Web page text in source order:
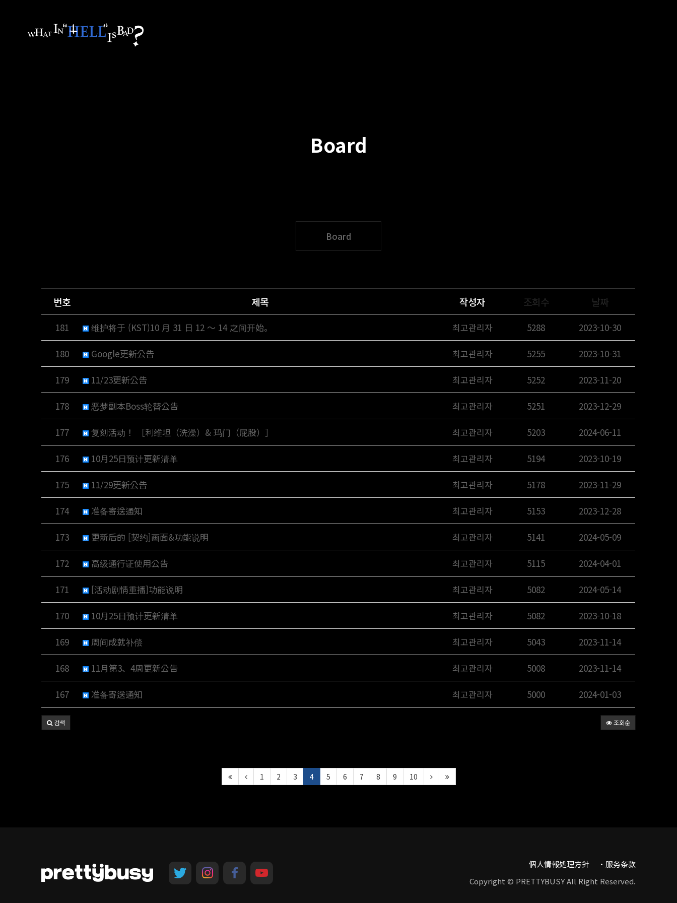
Board
Board
번호 제목 작성자 조회수 날짜
181 维护将于 (KST)10 月 31 日 12 ～ 14 之间开始。 최고관리자 5288 2023-10-30
180 Google更新公告 최고관리자 5255 2023-10-31
179 11/23更新公告 최고관리자 5252 2023-11-20
178 恶梦副本Boss轮替公告 최고관리자 5251 2023-12-29
177 复刻活动！ ［利维坦（洗澡）& 玛门（屁股）］ 최고관리자 5203 2024-06-11
176 10月25日预计更新清单 최고관리자 5194 2023-10-19
175 11/29更新公告 최고관리자 5178 2023-11-29
174 准备寄送通知 최고관리자 5153 2023-12-28
173 更新后的 [契约]画面&功能说明 최고관리자 5141 2024-05-09
172 高级通行证使用公告 최고관리자 5115 2024-04-01
171 [活动剧情重播]功能说明 최고관리자 5082 2024-05-14
170 10月25日预计更新清单 최고관리자 5082 2023-10-18
169 周间成就补偿 최고관리자 5043 2023-11-14
168 11月第3、4周更新公告 최고관리자 5008 2023-11-14
167 准备寄送通知 최고관리자 5000 2024-01-03
조회순
검색
1 2 3 4 5 6 7 8 9 10
個人情報処理方針
服务条款
Copyright © PRETTYBUSY All Right Reserved.